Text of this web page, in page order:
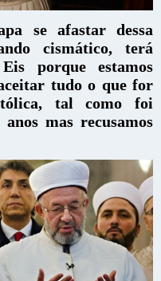
se afastar dessa
cismático, terá
Eis porque estamos
tudo o que for
tal como foi
mas recusamos